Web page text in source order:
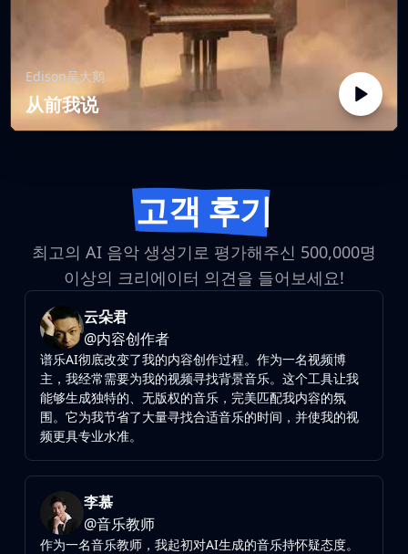
Edison吴大鹅
从前我说
고객 후기
최고의 AI 음악 생성기로 평가해주신 500,000명
이상의 크리에이터 의견을 들어보세요!
云朵君
@内容创作者
谱乐AI彻底改变了我的内容创作过程。作为一名视频博
主，我经常需要为我的视频寻找背景音乐。这个工具让我
能够生成独特的、无版权的音乐，完美匹配我内容的氛
围。它为我节省了大量寻找合适音乐的时间，并使我的视
频更具专业水准。
李慕
@音乐教师
作为一名音乐教师，我起初对AI生成的音乐持怀疑态度。